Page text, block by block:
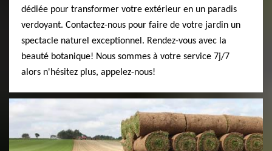
dédiée pour transformer votre extérieur en un paradis
verdoyant. Contactez-nous pour faire de votre jardin un
spectacle naturel exceptionnel. Rendez-vous avec la
beauté botanique! Nous sommes à votre service 7j/7
alors n'hésitez plus, appelez-nous!